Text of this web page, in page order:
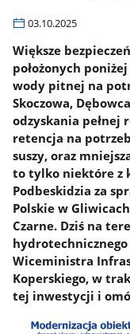
03.10.2025
Większe
położonych
wody pitnej na
Skoczowa,
odzyskania pełnej
retencja na
suszy, oraz
to tylko niektóre z
Podbeskidzia za
Polskie w
Czarne. Dziś na
hydrotechnicznego
Wiceministra
Koperskiego, w
tej inwestycji i